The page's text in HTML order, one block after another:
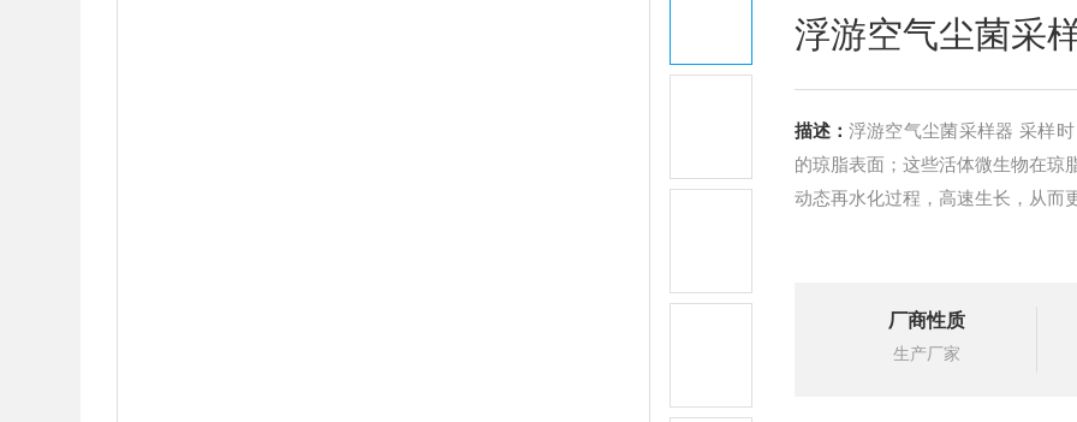
浮游空气尘菌采
描述： 浮游空气尘菌采样器 采样
的琼脂表面；这些活体微生物在琼
动态再水化过程，高速生长，从而
厂商性质
生产厂家